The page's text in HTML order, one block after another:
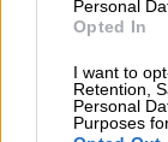
Personal
Opted In
I want to
Retention,
Personal
Purposes
την
UWorld της
Η εταιρεία